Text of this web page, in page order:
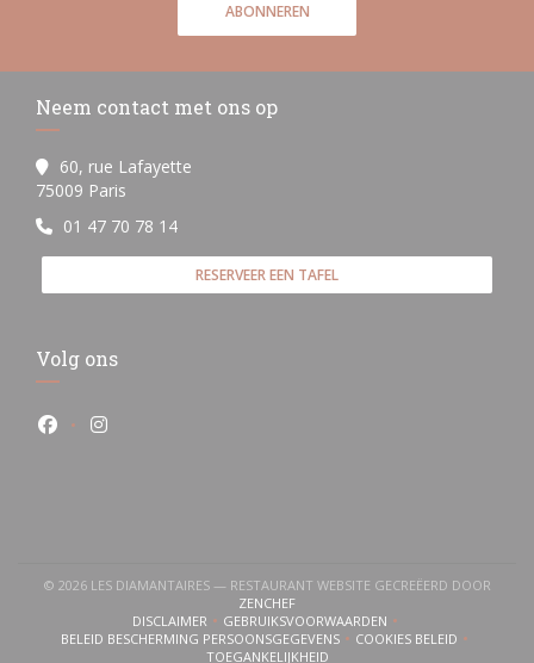
ABONNEREN
Neem contact met ons op
60, rue Lafayette
75009 Paris
01 47 70 78 14
RESERVEER EEN TAFEL
Volg ons
Facebook ((opent in een nieuw venster))
Instagram ((opent in een nieuw venster))
© 2026 LES DIAMANTAIRES — RESTAURANT WEBSITE GECREËERD DOOR
ZENCHEF((OPENT IN EEN NIEUW VENSTER))
DISCLAIMER((OPENT IN EEN NIEUW VENSTER))
GEBRUIKSVOORWAARDEN((OPENT IN EEN NIEUW VENSTER))
BELEID BESCHERMING PERSOONSGEGEVENS
((OPENT IN EEN NIEUW VENSTER))
COOKIES BELEID((OPENT IN EEN
TOEGANKELIJKHEID